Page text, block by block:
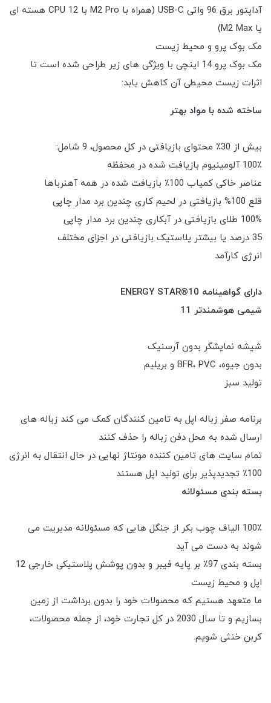
آداپتور برق 96 واتی USB-C (همراه با M2 Pro با CPU 12 هسته ای
یا M2 Max)
مک بوک پرو و محیط زیست
مک بوک پرو 14 اینچی با ویژگی های زیر طراحی شده است تا
اثرات زیست محیطی آن کاهش یابد:
ساخته شده با مواد بهتر
بیش از 30٪ محتوای بازیافتی در کل محصول، 9 شامل:
100٪ آلومینیوم بازیافت شده در محفظه
عناصر خاکی کمیاب 100٪ بازیافت شده در همه آهنرباها
قلع 100% بازیافتی در لحیم کاری چندین برد مدار چاپی
100% طلای بازیافتی در آبکاری چندین برد مدار چاپی
35 درصد یا بیشتر پلاستیک بازیافتی در اجزای مختلف
انرژی کارآمد
دارای گواهینامه ENERGY STAR®10
شیمی هوشمندتر 11
شیشه نمایشگر بدون آرسنیک
بدون جیوه، BFR، PVC و بریلیم
تولید سبز
برنامه صفر زباله اپل به تامین کنندگان کمک می کند زباله های
ارسال شده به محل دفن زباله را حذف کنند
تمام سایت های تامین کننده مونتاژ نهایی در حال انتقال به انرژی
100٪ تجدیدپذیر برای تولید اپل هستند
بسته بندی مسئولانه
100٪ الیاف چوب بکر از جنگل هایی که مسئولانه مدیریت می
شوند به دست می آید
بسته بندی 97٪ بر پایه فیبر و بدون پوشش پلاستیکی خارجی 12
اپل و محیط زیست
ما متعهد هستیم که محصولات خود را بدون برداشت از زمین
بسازیم و تا سال 2030 در کل تجارت خود، از جمله محصولات،
کربن خنثی شویم.